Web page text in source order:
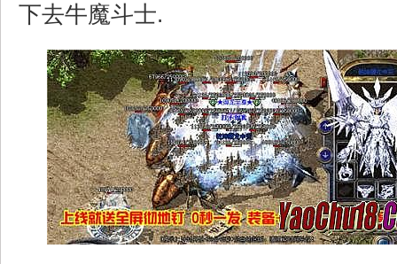
下去牛魔斗士.